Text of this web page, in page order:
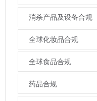
消杀产品及设备合规
全球化妆品合规
全球食品合规
药品合规